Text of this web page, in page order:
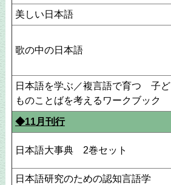
美しい日本語
歌の中の日本語
日本語を学ぶ／複言語で育つ 子ど
ものことばを考えるワークブック
◆11月刊行
日本語大事典 2巻セット
日本語研究のための認知言語学